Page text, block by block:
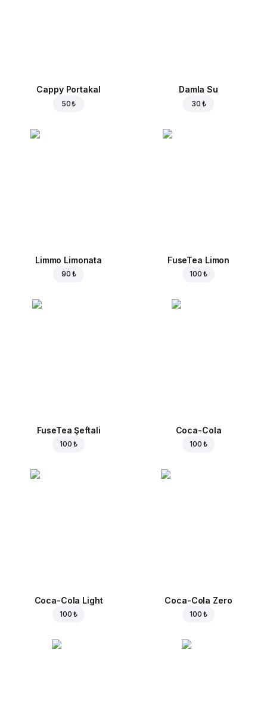
Cappy Portakal
50 ₺
Damla Su
30 ₺
Limmo Limonata
90 ₺
FuseTea Limon
100 ₺
FuseTea Şeftali
100 ₺
Coca-Cola
100 ₺
Coca-Cola Light
100 ₺
Coca-Cola Zero
100 ₺